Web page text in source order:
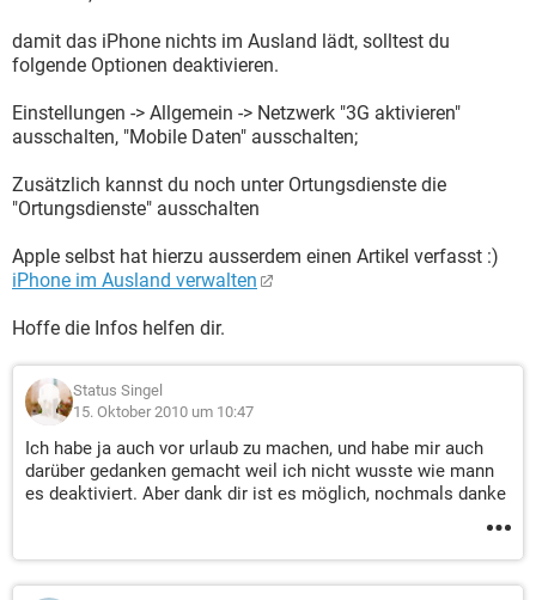
damit das iPhone nichts im Ausland lädt, solltest du
folgende Optionen deaktivieren.
Einstellungen -> Allgemein -> Netzwerk "3G aktivieren"
ausschalten, "Mobile Daten" ausschalten;
Zusätzlich kannst du noch unter Ortungsdienste die
"Ortungsdienste" ausschalten
Apple selbst hat hierzu ausserdem einen Artikel verfasst :)
iPhone im Ausland verwalten
Hoffe die Infos helfen dir.
Status Singel
15. Oktober 2010 um 10:47
Ich habe ja auch vor urlaub zu machen, und habe mir auch
darüber gedanken gemacht weil ich nicht wusste wie mann
es deaktiviert. Aber dank dir ist es möglich, nochmals danke